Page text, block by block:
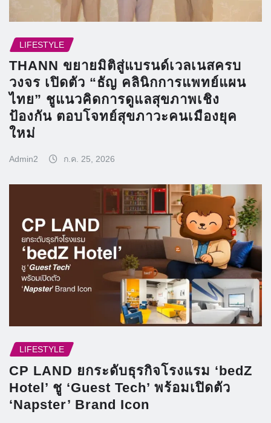
LIFESTYLE
THANN ขยายมิติสู่แบรนด์เวลเนสครบ
วงจร เปิดตัว “ธัญ คลินิกการแพทย์แผน
ไทย” ชูแนวคิดการดูแลสุขภาพเชิง
ป้องกัน ตอบโจทย์สุขภาวะคนเมืองยุค
ใหม่
Admin2 ก.ค. 25, 2026
LIFESTYLE
CP LAND ยกระดับธุรกิจโรงแรม ‘bedZ
Hotel’ ชู ‘Guest Tech’ พร้อมเปิดตัว
‘Napster’ Brand Icon